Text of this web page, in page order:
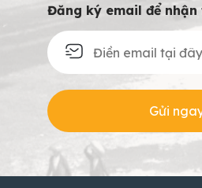
Đăng ký email để
Gửi